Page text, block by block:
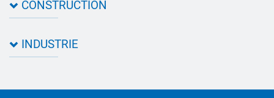
Comment nous trouver
Qualité
CONSTRUCTION
Assistant d’application
Newsletter construction OTTO
INDUSTRIE
Développement commercial